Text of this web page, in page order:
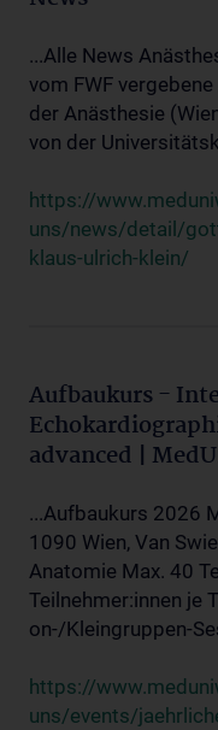
...Alle News
vom FWF
der Anästhesie
von der
https://
uns/news/detail/
klaus-ulrich-klein/
Aufbaukurs -
advanced |
...Aufbaukurs 2026
1090 Wien, Van
Anatomie Max. 40
Teilnehmer:innen je
on-/Kleingruppen-
https://
uns/events/